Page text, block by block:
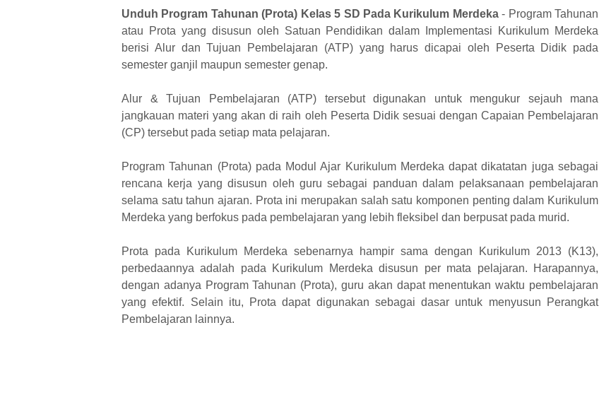
Unduh Program Tahunan (Prota) Kelas 5 SD Pada Kurikulum Merdeka- Program Tahunan
atau Prota yang disusun oleh Satuan Pendidikan dalam Implementasi Kurikulum Merdeka
berisi Alur dan Tujuan Pembelajaran (ATP) yang harus dicapai oleh Peserta Didik pada
semester ganjil maupun semester genap.
Alur & Tujuan Pembelajaran (ATP) tersebut digunakan untuk mengukur sejauh mana
jangkauan materi yang akan di raih oleh Peserta Didik sesuai dengan Capaian Pembelajaran
(CP) tersebut pada setiap mata pelajaran.
Program Tahunan (Prota) pada Modul Ajar Kurikulum Merdeka dapat dikatatan juga sebagai
rencana kerja yang disusun oleh guru sebagai panduan dalam pelaksanaan pembelajaran
selama satu tahun ajaran. Prota ini merupakan salah satu komponen penting dalam Kurikulum
Merdeka yang berfokus pada pembelajaran yang lebih fleksibel dan berpusat pada murid.
Prota pada Kurikulum Merdeka sebenarnya hampir sama dengan Kurikulum 2013 (K13),
perbedaannya adalah pada Kurikulum Merdeka disusun per mata pelajaran. Harapannya,
dengan adanya Program Tahunan (Prota), guru akan dapat menentukan waktu pembelajaran
yang efektif. Selain itu, Prota dapat digunakan sebagai dasar untuk menyusun Perangkat
Pembelajaran lainnya.